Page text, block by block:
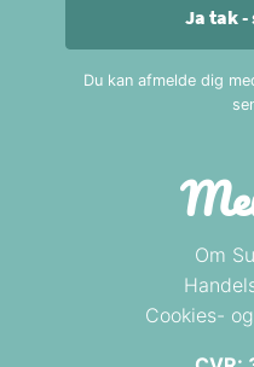
Om
Cookies-
Ja tak -
Du kan afmelde dig